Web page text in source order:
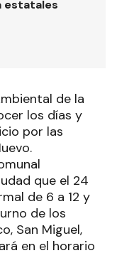
estatales
de la
los días y
por las
que el 24
de 6 a 12 y
de los
San Miguel,
en el horario